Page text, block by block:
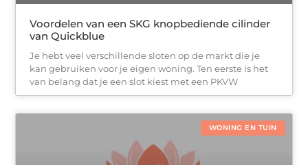
Voordelen van een SKG knopbediende cilinder
van Quickblue
Je hebt veel verschillende sloten op de markt die je
kan gebruiken voor je eigen woning. Ten eerste is het
van belang dat je een slot kiest met een PKVW
WONING EN TUIN